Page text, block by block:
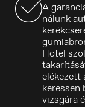
A
nálunk
Hotel
elékezett
keressen
vizsgára